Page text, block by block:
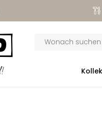
search